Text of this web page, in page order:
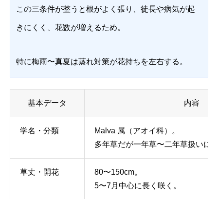
この三条件が整うと根がよく張り、徒長や病気が起
きにくく、花数が増えるため。
特に梅雨〜真夏は蒸れ対策が花持ちを左右する。
基本データ 内容
学名・分類
Malva 属（アオイ科）。
多年草だが一年草〜二年草扱いに
草丈・開花
80〜150cm。
5〜7月中心に長く咲く。